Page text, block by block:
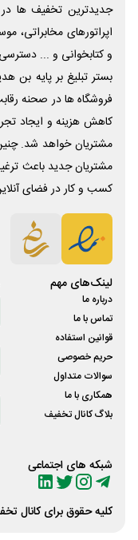
جدیدترین تخفیف ها در
اپراتورهای مخابراتی،
و کتابخوانی و ... دسترسی
بستر تبلیغ بر پایه بن
فروشگاه ها در صحنه
کاهش هزینه و ایجاد
مشتریان خواهد شد.
مشتریان جدید باعث
کسب و کار در فضای
لینک‌های مهم
درباره ما
تماس با ما
قوانین استفاده
حریم خصوصی
سوالات متداول
همکاری با ما
بلاگ کانال تخفیف
شبکه های اجتماعی
کلیه حقوق برای کانال